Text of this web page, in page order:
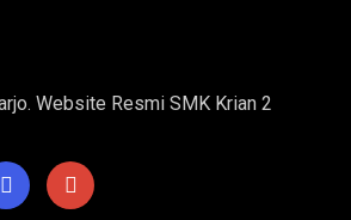
Website Resmi SMK Krian 2